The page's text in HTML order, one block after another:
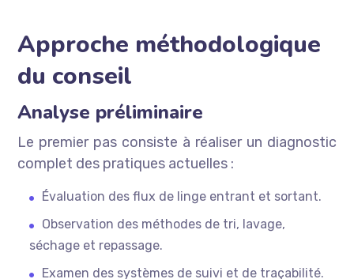
Approche méthodologique
du conseil
Analyse préliminaire
Le premier pas consiste à réaliser un diagnostic
complet des pratiques actuelles :
Évaluation des flux de linge entrant et sortant.
Observation des méthodes de tri, lavage,
séchage et repassage.
Examen des systèmes de suivi et de traçabilité.